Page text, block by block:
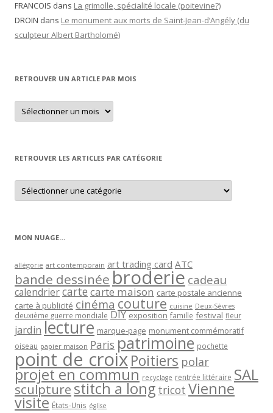
FRANCOIS dans La grimolle, spécialité locale (poitevine?)
DROIN dans Le monument aux morts de Saint-Jean-d’Angély (du
sculpteur Albert Bartholomé)
RETROUVER UN ARTICLE PAR MOIS
Retrouver
un
article
RETROUVER LES ARTICLES PAR CATÉGORIE
Retrouver
les
articles
MON NUAGE…
allégorie art contemporain art trading card ATC
bande dessinée broderie cadeau
calendriercartecarte maison carte postale ancienne
carte à publicité cinéma couture cuisine Deux-Sèvres
deuxième guerre mondiale DIY exposition famille festival fleur
jardin lecture marque-page monument commémoratif
oiseau papier maison Paris patrimoine pochette
point de croixPoitiers polar
projet en commun recyclage rentrée littéraire SAL
sculpturestitch a long tricot Vienne
visite États-Unis église